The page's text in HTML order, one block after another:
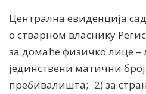
Централна евиденција
о стварном власнику
за домаће физичко лице
јединствени матични
пребивалишта; 2) за